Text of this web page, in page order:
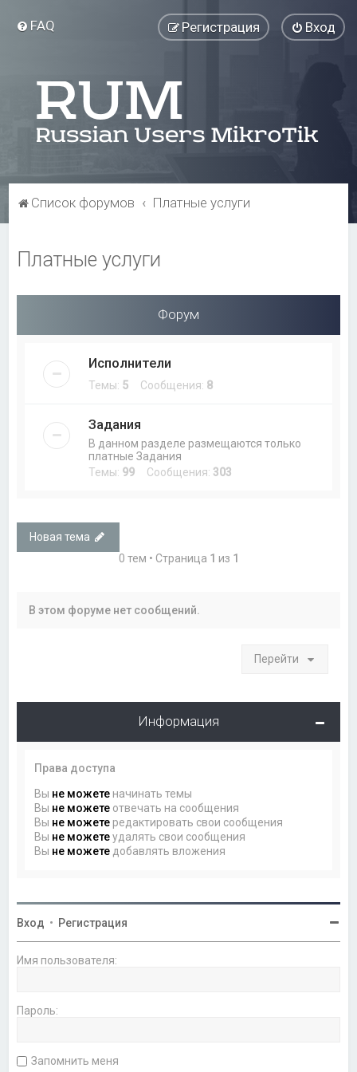
FAQ Вход
Регистрация
Список форумов Платные услуги
Платные услуги
Форум
Исполнители
Темы: 5 Сообщения: 8
Задания
В данном разделе размещаются только
платные Задания
Темы: 99 Сообщения: 303
Новая тема
0 тем • Страница 1 из 1
В этом форуме нет сообщений.
Перейти
Информация
Права доступа
Вы не можете начинать темы
Вы не можете отвечать на сообщения
Вы не можете редактировать свои сообщения
Вы не можетеудалять свои сообщения
Вы не можете добавлять вложения
Вход • Регистрация
Имя пользователя:
Пароль:
Запомнить меня